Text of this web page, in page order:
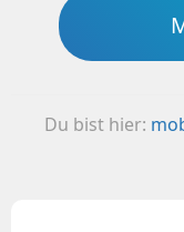
Du bist hier: